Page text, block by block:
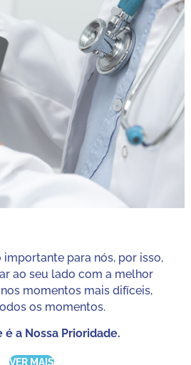
para nós, por isso,
ao seu lado com a melhor
momentos mais difíceis,
os momentos.
é a Nossa Prioridade.
VER MAIS